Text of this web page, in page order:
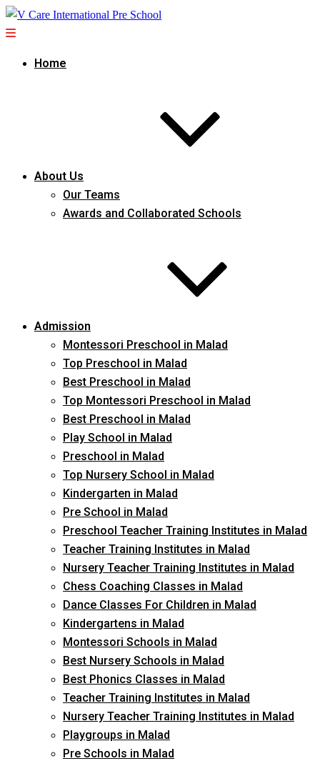
Home
About Us
Our Teams
Awards and Collaborated Schools
Admission
Montessori Preschool in Malad
Top Preschool in Malad
Best Preschool in Malad
Top Montessori Preschool in Malad
Best Preschool in Malad
Play School in Malad
Preschool in Malad
Top Nursery School in Malad
Kindergarten in Malad
Pre School in Malad
Preschool Teacher Training Institutes in Malad
Teacher Training Institutes in Malad
Nursery Teacher Training Institutes in Malad
Chess Coaching Classes in Malad
Dance Classes For Children in Malad
Kindergartens in Malad
Montessori Schools in Malad
Best Nursery Schools in Malad
Best Phonics Classes in Malad
Teacher Training Institutes in Malad
Nursery Teacher Training Institutes in Malad
Playgroups in Malad
Pre Schools in Malad